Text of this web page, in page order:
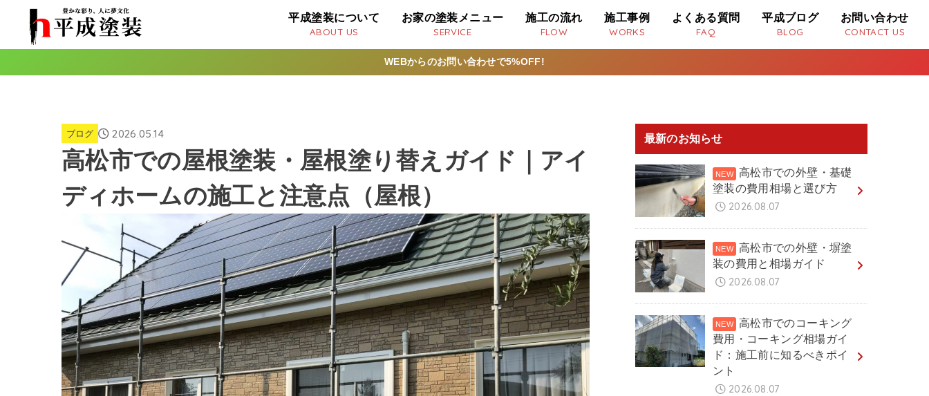
平成塗装について
ABOUT US
お家の塗装メニュー
SERVICE
施工の流れ
FLOW
施工事例
WORKS
よくある質問
FAQ
平成ブログ
BLOG
お問い合わせ
CONTACT US
WEBからのお問い合わせで5%OFF!
ブログ 2026.05.14
高松市での屋根塗装・屋根塗り替えガイド｜アイ
ディホームの施工と注意点（屋根）
最新のお知らせ
高松市での外壁・基礎
塗装の費用相場と選び方
2026.08.07
高松市での外壁・塀塗
装の費用と相場ガイド
2026.08.07
高松市でのコーキング
費用・コーキング相場ガイ
ド：施工前に知るべきポイ
ント
2026.08.07